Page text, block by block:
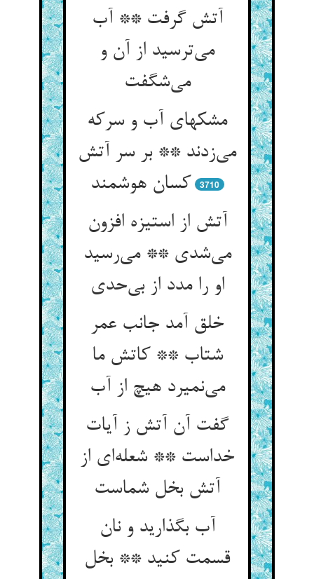
آتش گرفت ** آب
می‌‌ترسید از آن و
می‌‌شگفت‌‌
مشکهای آب و سرکه
می‌‌زدند ** بر سر آتش
کسان هوشمند
3710
آتش از استیزه افزون
می‌‌شدی ** می‌‌رسید
او را مدد از بی‌‌حدی‌‌
خلق آمد جانب عمر
شتاب ** کاتش ما
می‌‌نمیرد هیچ از آب‌‌
گفت آن آتش ز آیات
خداست ** شعله‌‌ای از
آب بگذارید و نان
قسمت کنید ** بخل